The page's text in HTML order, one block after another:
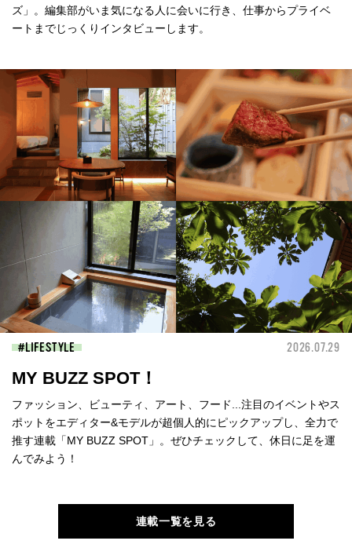
ズ」。編集部がいま気になる人に会いに行き、仕事からプライベ
ートまでじっくりインタビューします。
LIFESTYLE 2026.07.29
MY BUZZ SPOT！
ファッション、ビューティ、アート、フード...注目のイベントやス
ポットをエディター&モデルが超個人的にピックアップし、全力で
推す連載「MY BUZZ SPOT」。ぜひチェックして、休日に足を運
んでみよう！
連載一覧を見る